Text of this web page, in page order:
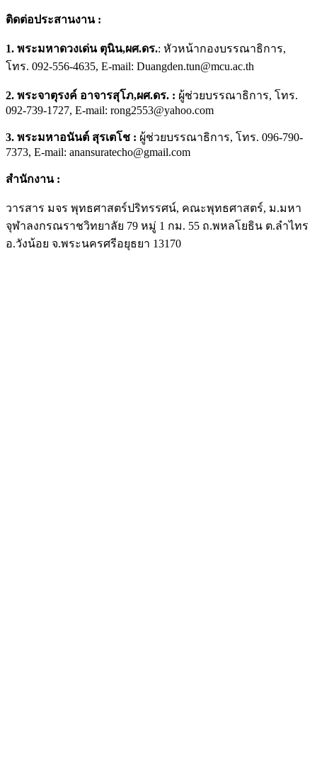
ติดต่อประสานงาน :
1. พระมหาดวงเด่น ตุนิน,ผศ.ดร.: หัวหน้ากองบรรณาธิการ,
โทร. 092-556-4635, E-mail: Duangden.tun@mcu.ac.th
2. พระจาตุรงค์ อาจารสุโภ,ผศ.ดร. : ผู้ช่วยบรรณาธิการ, โทร.
092-739-1727, E-mail: rong2553@yahoo.com
3. พระมหาอนันต์ สุรเตโช : ผู้ช่วยบรรณาธิการ, โทร. 096-790-
7373, E-mail: anansuratecho@gmail.com
สำนักงาน :
วารสาร มจร พุทธศาสตร์ปริทรรศน์, คณะพุทธศาสตร์, ม.มหา
จุฬาลงกรณราชวิทยาลัย 79 หมู่ 1 กม. 55 ถ.พหลโยธิน ต.ลำไทร
อ.วังน้อย จ.พระนครศรีอยุธยา 13170